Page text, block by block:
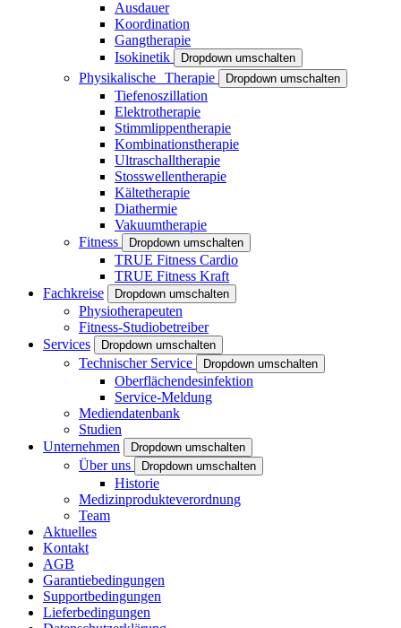
Ausdauer
Koordination
Gangtherapie
Isokinetik
Dropdown umschalten
Physikalische Therapie Dropdown umschalten
Tiefenoszillation
Elektrotherapie
Stimmlippentherapie
Kombinationstherapie
Ultraschalltherapie
Stosswellentherapie
Kältetherapie
Diathermie
Vakuumtherapie
Fitness
Dropdown umschalten
TRUE Fitness Cardio
TRUE Fitness Kraft
Fachkreise
Dropdown umschalten
Physiotherapeuten
Fitness-Studiobetreiber
Services
Dropdown umschalten
Technischer Service Dropdown umschalten
Oberflächendesinfektion
Service-Meldung
Mediendatenbank
Studien
Unternehmen
Dropdown umschalten
Über uns Dropdown umschalten
Historie
Medizinprodukteverordnung
Team
Aktuelles
Kontakt
AGB
Garantiebedingungen
Supportbedingungen
Lieferbedingungen